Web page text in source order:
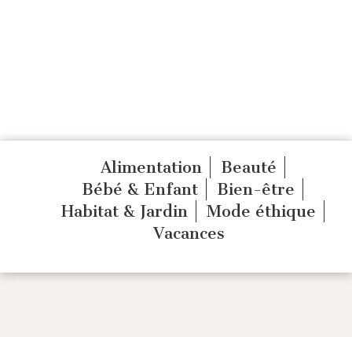
Alimentation
Beauté
Bébé & Enfant
Bien-être
Habitat & Jardin
Mode éthique
Vacances